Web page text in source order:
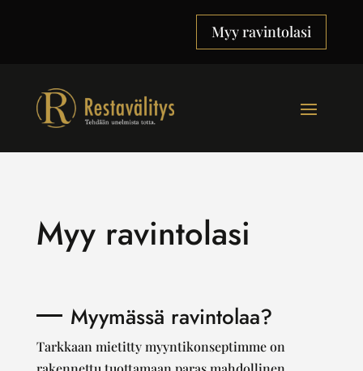
Myy ravintolasi
Myy ravintolasi
Myymässä ravintolaa?
Tarkkaan mietitty myyntikonseptimme on